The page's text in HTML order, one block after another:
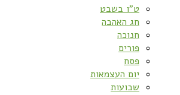
ט”ו בשבט
חג האהבה
חנוכה
פורים
פסח
יום העצמאות
שבועות